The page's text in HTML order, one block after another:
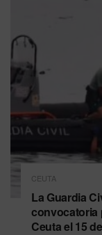
CEUTA
La Guardia
convocatoria
Ceuta el 15